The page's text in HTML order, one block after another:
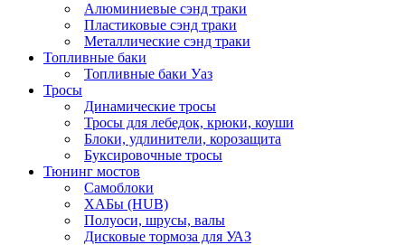
Алюминиевые сэнд траки
Пластиковые сэнд траки
Металлические сэнд траки
Топливные баки
Топливные баки Уаз
Тросы
Динамические тросы
Тросы для лебедок, крюки, коуши
Блоки, удлинители, корозащита
Буксировочные тросы
Тюнинг мостов
Самоблоки
ХАБы (HUB)
Полуоси, шрусы, валы
Дисковые тормоза для УАЗ